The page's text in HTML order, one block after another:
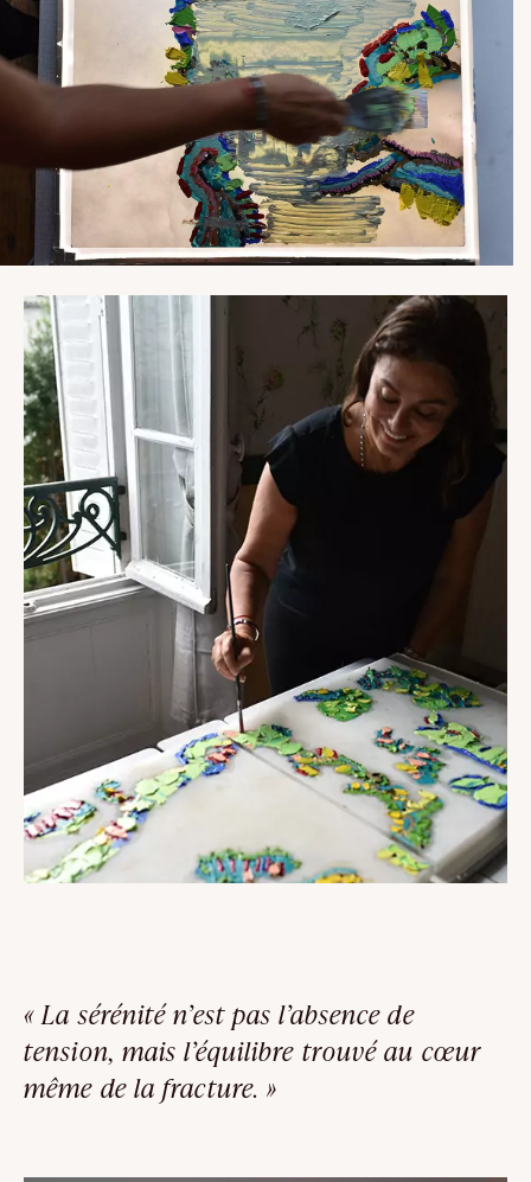
« La sérénité n’est pas l’absence de
tension, mais l’équilibre trouvé au cœur
même de la fracture. »